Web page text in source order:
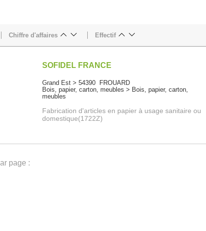
Chiffre d'affaires Effectif
SOFIDEL FRANCE
Grand Est > 54390 FROUARD
Bois, papier, carton, meubles > Bois, papier, carton,
meubles
Fabrication d'articles en papier à usage sanitaire ou
domestique(1722Z)
page :